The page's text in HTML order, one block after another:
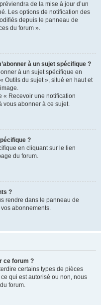
de la mise à jour d’un
Les options de notification des
depuis le panneau de
du forum ».
à un sujet spécifique ?
à un sujet spécifique en
Outils du sujet », situé en haut et
« Recevoir une notification
vous abonner à ce sujet.
?
en cliquant sur le lien
du forum.
?
rendre dans le panneau de
abonnements.
ce forum ?
certains types de pièces
qui est autorisé ou non, nous
forum.